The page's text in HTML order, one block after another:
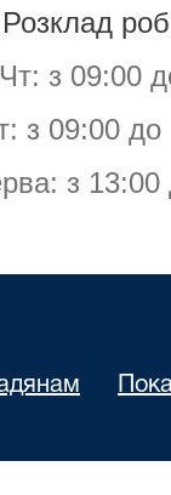
Розклад
з 09:00
з 09:00 до
з 13:00